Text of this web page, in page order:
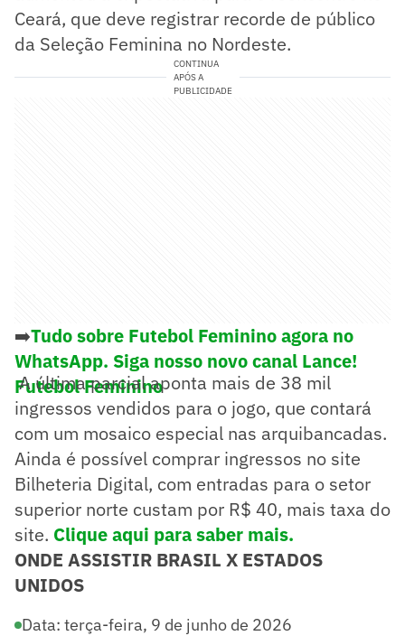
Ceará, que deve registrar recorde de público
da Seleção Feminina no Nordeste.
CONTINUA
APÓS A
PUBLICIDADE
➡️Tudo sobre Futebol Feminino agora no
WhatsApp. Siga nosso novo canal Lance!
Futebol Feminino
A última parcial aponta mais de 38 mil
ingressos vendidos para o jogo, que contará
com um mosaico especial nas arquibancadas.
Ainda é possível comprar ingressos no site
Bilheteria Digital, com entradas para o setor
superior norte custam por R$ 40, mais taxa do
site. Clique aqui para saber mais.
ONDE ASSISTIR BRASIL X ESTADOS
UNIDOS
Data: terça-feira, 9 de junho de 2026